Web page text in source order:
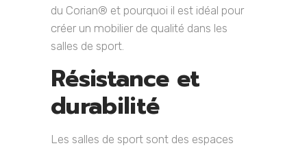
du Corian® et pourquoi il est idéal pour
créer un mobilier de qualité dans les
salles de sport.
Résistance et
durabilité
Les salles de sport sont des espaces